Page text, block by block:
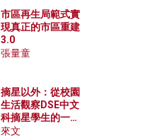
市區再生局範式實
現真正的市區重建
3.0
張量童
摘星以外：從校園
生活觀察DSE中文
科摘星學生的一點
特質
來文